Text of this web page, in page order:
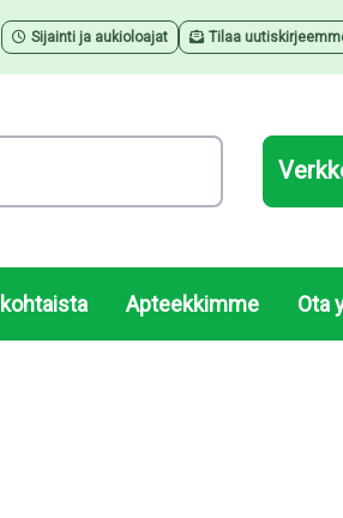
Sijainti ja aukioloajat Tilaa
Apteekkimme Ota